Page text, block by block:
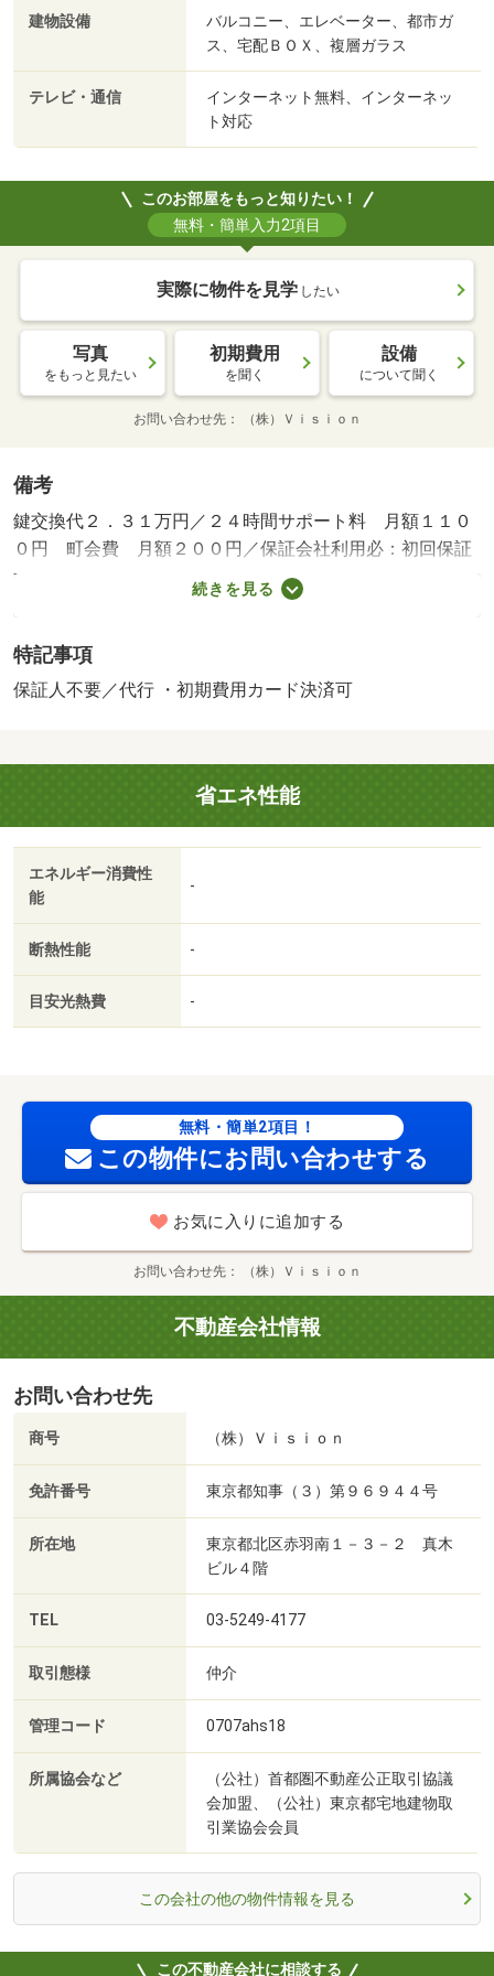
建物設備
バルコニー、エレベーター、都市ガ
ス、宅配ＢＯＸ、複層ガラス
テレビ・通信
インターネット無料、インターネッ
ト対応
このお部屋をもっと知りたい！
無料・簡単入力2項目
実際に物件を見学 したい
写真
をもっと見たい
初期費用
を聞く
設備
について聞く
お問い合わせ先 （株）Ｖｉｓｉｏｎ
備考
鍵交換代２．３１万円／２４時間サポート料 月額１１０
０円 町会費 月額２００円／保証会社利用必：初回保証
料：総賃料の５０％、更新料：１００００円／年／普通借
家０２年０ヶ月／単身者限定／子供不可／事務所利用不可
１ヶ月→９８００円対象物件。退去時ルームクリーニング
代実費精算。飲食店、喫煙者不可。／バストイレ別／バル
機／オートロック／室内洗濯置／シューズボックス／シス
テムキッチン／南向き／追焚機能浴室／温水洗浄便座／脱
衣所／エレベーター／洗面所独立／洗面化粧台／２口コン
ロ／宅配ボックス／防犯カメラ／保証人不要／２沿線利用
可／ディンプルキー／ネット使用料不要／複層ガラス／始
発駅／２駅利用可／３駅以上利用可／３沿線以上利用可／
／洗面所にドア／南面バルコニー／初期費用カード決済可
／セブンイレブンさいたま一の宮通り店大黒屋（コンビ
ニ）まで１９１ｍ／モスバーガー・大宮東口店（飲食店）
／ドラッグストアセイムス堀の内薬局（ドラッグストア）
まで６４５ｍ
続きを見る
特記事項
保証人不要／代行 ・初期費用カード決済可
省エネ性能
エネルギー消費性
能
-
断熱性能 -
目安光熱費 -
無料・簡単2項目！
この物件にお問い合わせする
お気に入りに追加する
お問い合わせ先 （株）Ｖｉｓｉｏｎ
不動産会社情報
お問い合わせ先
商号 （株）Ｖｉｓｉｏｎ
免許番号 東京都知事（３）第９６９４４号
所在地
東京都北区赤羽南１－３－２ 真木
ビル４階
TEL 03-5249-4177
取引態様 仲介
管理コード 0707ahs18
所属協会など
（公社）首都圏不動産公正取引協議
会加盟、（公社）東京都宅地建物取
引業協会会員
この会社の他の物件情報を見る
この不動産会社に相談する